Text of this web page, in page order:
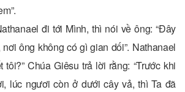
đi tới Mình, thì nói về ông: “Ðây
ông không có gì gian dối”. Nathanael
tôi?” Chúa Giêsu trả lời rằng: “Trước khi
lúc ngươi còn ở dưới cây vả, thì Ta đã